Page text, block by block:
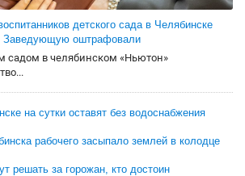
детского сада в Челябинске
Заведующую оштрафовали
садом в челябинском «Ньютон»
на сутки оставят без водоснабжения
рабочего засыпало землей в колодце
решать за горожан, кто достоин